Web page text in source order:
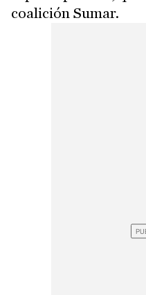
coalición Sumar.